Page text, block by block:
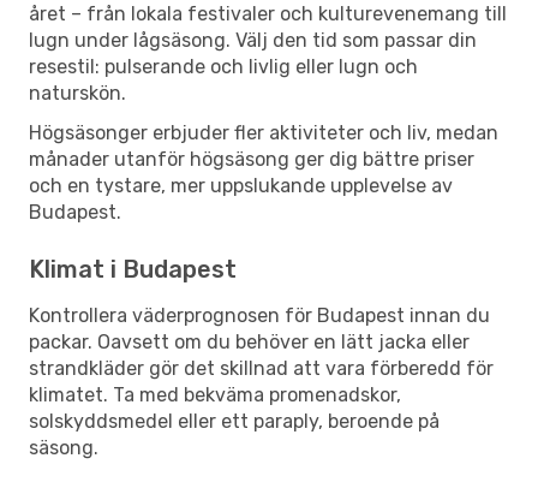
året – från lokala festivaler och kulturevenemang till
lugn under lågsäsong. Välj den tid som passar din
resestil: pulserande och livlig eller lugn och
naturskön.
Högsäsonger erbjuder fler aktiviteter och liv, medan
månader utanför högsäsong ger dig bättre priser
och en tystare, mer uppslukande upplevelse av
Budapest.
Klimat i Budapest
Kontrollera väderprognosen för Budapest innan du
packar. Oavsett om du behöver en lätt jacka eller
strandkläder gör det skillnad att vara förberedd för
klimatet. Ta med bekväma promenadskor,
solskyddsmedel eller ett paraply, beroende på
säsong.